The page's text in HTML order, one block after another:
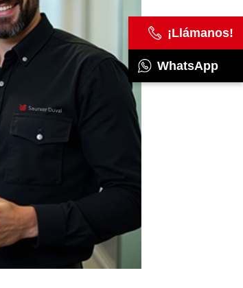
¡Llámanos!
WhatsApp